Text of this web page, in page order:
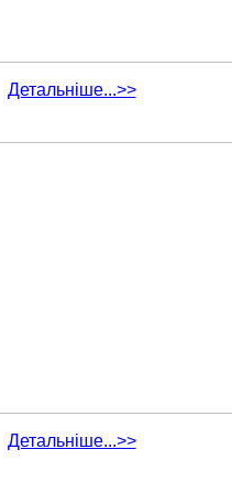
Детальніше...>>
Детальніше...>>